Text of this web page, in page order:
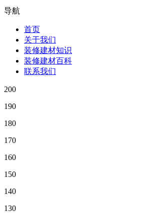
导航
首页
关于我们
装修建材知识
装修建材百科
联系我们
200
190
180
170
160
150
140
130